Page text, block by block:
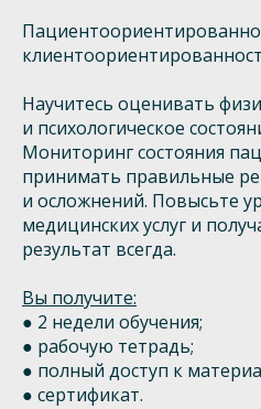
Научитесь оценивать
и психологическое
Мониторинг состояния
принимать правильные
и осложнений. Повысьте
медицинских услуг и
результат всегда.
Вы получите:
● 2 недели обучения;
● рабочую тетрадь;
● полный доступ к
● сертификат.